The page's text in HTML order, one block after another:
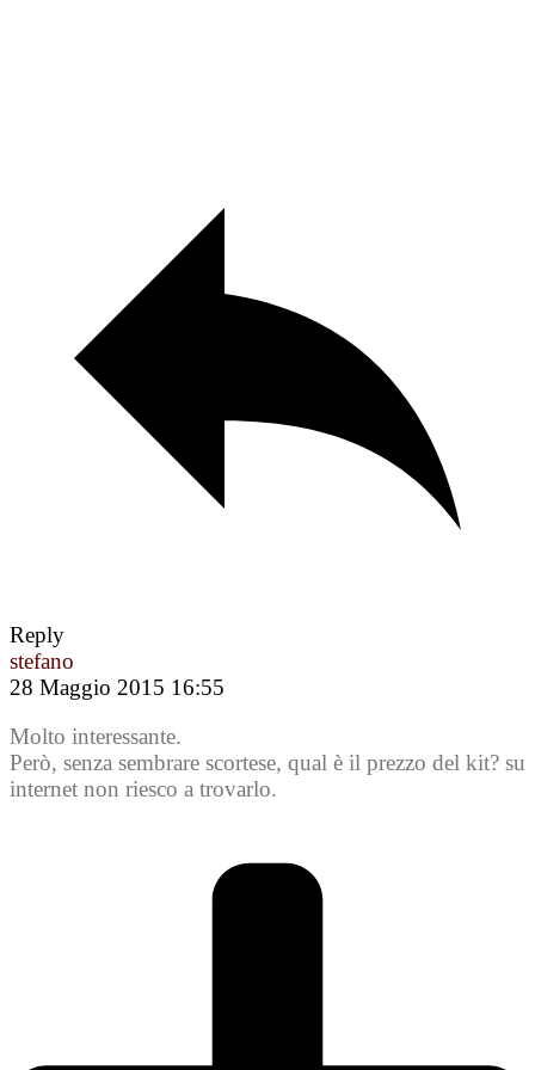
Reply
stefano
28 Maggio 2015 16:55
Molto interessante.
Però, senza sembrare scortese, qual è il prezzo del kit? su
internet non riesco a trovarlo.